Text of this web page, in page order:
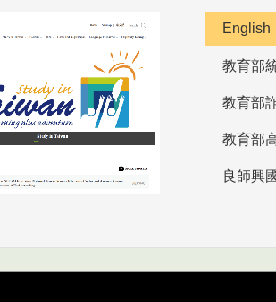
English
教育部
教育部
良師興